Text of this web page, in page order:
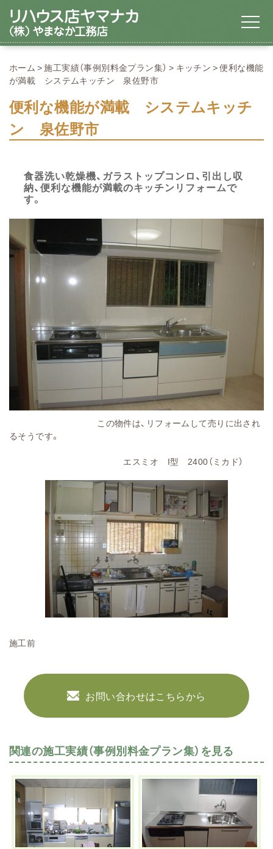
ホーム 施工実績（事例別料金プラン集） キッチン
便利な機能
が満載 システムキッチン 泉佐野市
便利な機能が満載 システムキッチ
ン 泉佐野市
食器洗い乾燥機、ガラストップコンロ、引出し収
納、便利な機能が満載のキッチンリフォームで
す。
この物件は、リフォームして売りに出され
るそうです。
エスミオ I型 2400（ミカド）
施工前
お問い合わせはこちらから
関連の施工実績（事例別料金プラン集）を見る